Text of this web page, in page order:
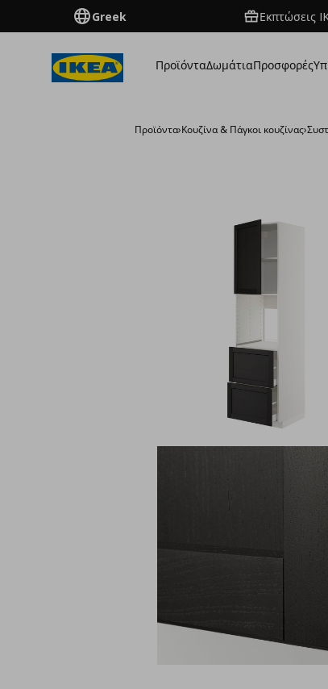
Greek Εκπτώσεις
ΠροϊόνταΔωμάτιαΠροσφορές
Προϊόντα›Κουζίνα & Πάγκοι κουζίνας›